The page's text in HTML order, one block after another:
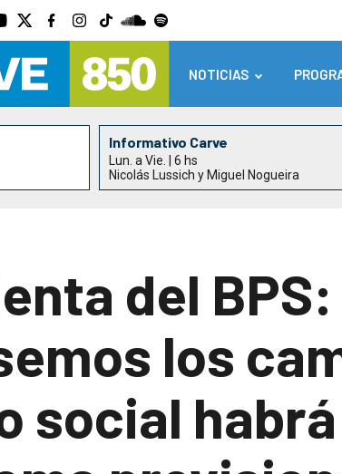
NOTICIAS
Informativo Carve
Lun. a Vie. | 6 hs
Nicolás Lussich y Miguel Nogueira
del
los
social